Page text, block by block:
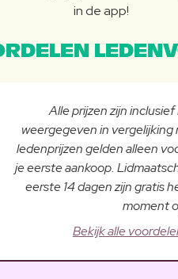
in de app!
Alle prijzen zijn
weergegeven in vergelijking
ledenprijzen gelden alleen
je eerste aankoop.
eerste 14 dagen zijn gratis
moment
Bekijk alle